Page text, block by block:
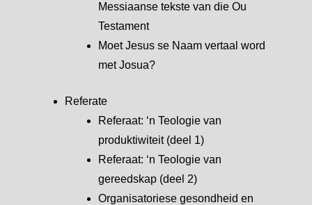
Messiaanse tekste van die Ou
Testament
Moet Jesus se Naam vertaal word
met Josua?
Referate
Referaat: ‘n Teologie van
produktiwiteit (deel 1)
Referaat: ‘n Teologie van
gereedskap (deel 2)
Organisatoriese gesondheid en